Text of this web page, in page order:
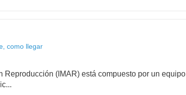
como llegar
Reproducción (IMAR) está compuesto por un equipo